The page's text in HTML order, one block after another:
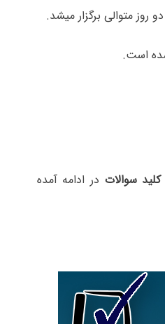
سوالات در ادامه آمده